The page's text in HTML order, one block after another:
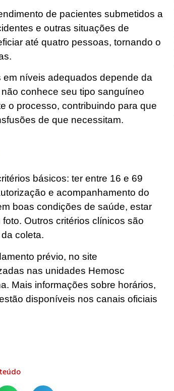
de pacientes submetidos a
e outras situações de
até quatro pessoas, tornando o
níveis adequados depende da
conhece seu tipo sanguíneo
o processo, contribuindo para que
de que necessitam.
básicos: ter entre 16 e 69
e acompanhamento do
boas condições de saúde, estar
Outros critérios clínicos são
coleta.
prévio, no site
nas unidades Hemosc
Mais informações sobre horários,
disponíveis nos canais oficiais